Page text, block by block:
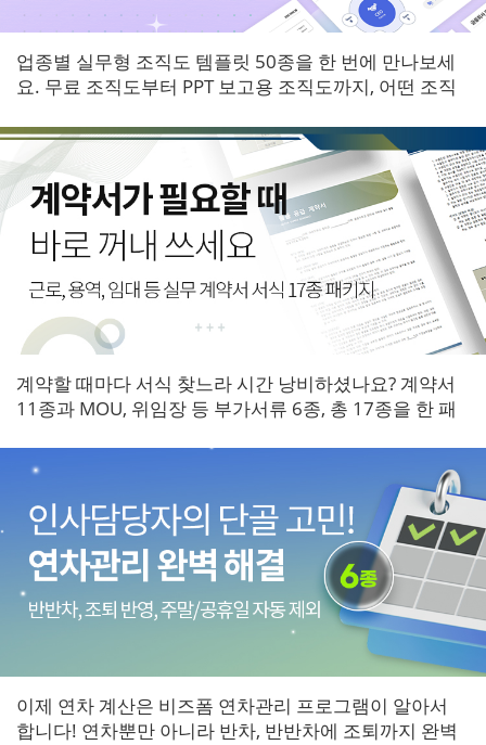
업종별 실무형 조직도 템플릿 50종을 한 번에 만나보세
요. 무료 조직도부터 PPT 보고용 조직도까지, 어떤 조직
계약할 때마다 서식 찾느라 시간 낭비하셨나요? 계약서
11종과 MOU, 위임장 등 부가서류 6종, 총 17종을 한 패
이제 연차 계산은 비즈폼 연차관리 프로그램이 알아서
합니다! 연차뿐만 아니라 반차, 반반차에 조퇴까지 완벽